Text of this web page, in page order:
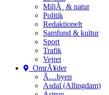
MiljÃ¸ & natur
Politik
Redaktionelt
Samfund & kultur
Sport
Trafik
Vejret
OmrÃ¥der
Ã…byen
Asdal (Allingdam)